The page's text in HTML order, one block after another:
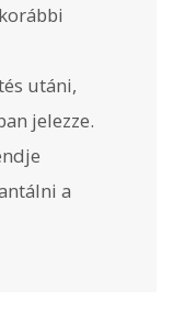
utáni,
jelezze.
a